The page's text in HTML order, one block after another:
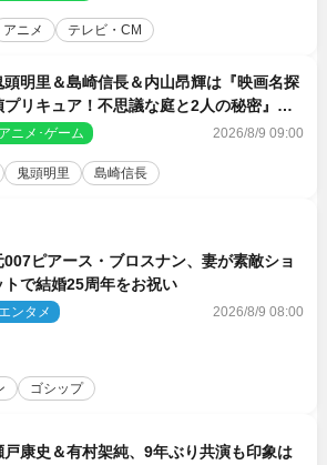
アニメ テレビ・CM
頭明里＆島崎信長＆内山昂輝は『映画名探
プリキュア！不思議な庭と2人の秘密』ゲ
ト声優に決定
アニメ･ゲーム 2026/8/9 09:00
鬼頭明里 島崎信長
007ピアース・ブロスナン、妻が素敵ショ
トで結婚25周年をお祝い
エンタメ 2026/8/9 08:00
ゴシップ
戸康史＆有村架純、9年ぶり共演も印象は